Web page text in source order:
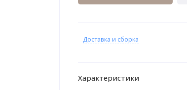
Доставка и сборка
Характеристики